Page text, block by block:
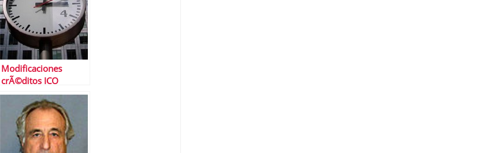
Modificaciones
crÃ©ditos ICO
liquidez junio 2012 |
El ICO esta igual de
nervioso que el
mercado